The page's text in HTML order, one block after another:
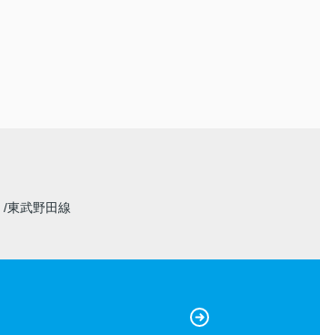
東武野田線